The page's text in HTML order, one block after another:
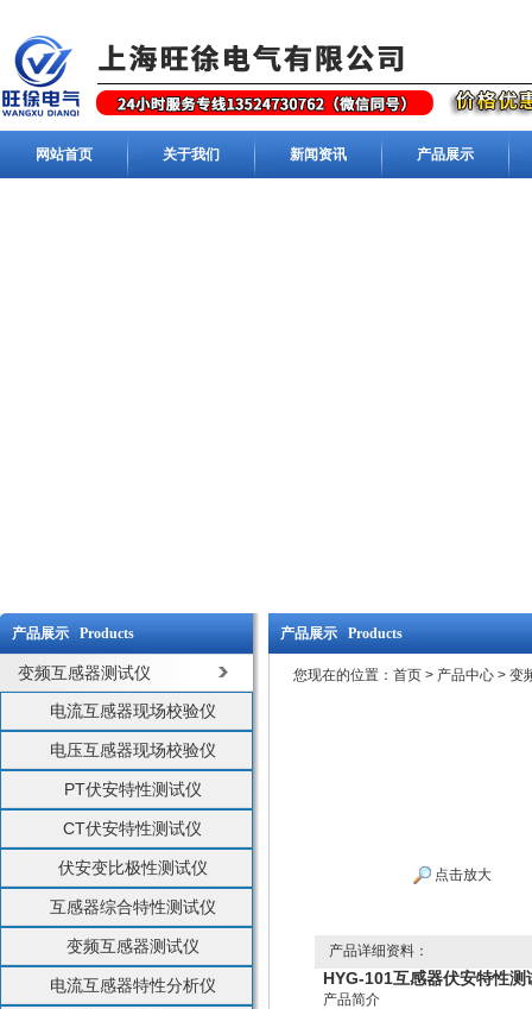
网站首页 关于我们 新闻资讯 产品展示
产品展示 Products
变频互感器测试仪
电流互感器现场校验仪
电压互感器现场校验仪
PT伏安特性测试仪
CT伏安特性测试仪
伏安变比极性测试仪
互感器综合特性测试仪
变频互感器测试仪
电流互感器特性分析仪
产品展示 Products
您现在的位置： 首页 > 产品中心 > 变
点击放大
产品详细资料：
HYG-101互感器伏安特性测
产品简介